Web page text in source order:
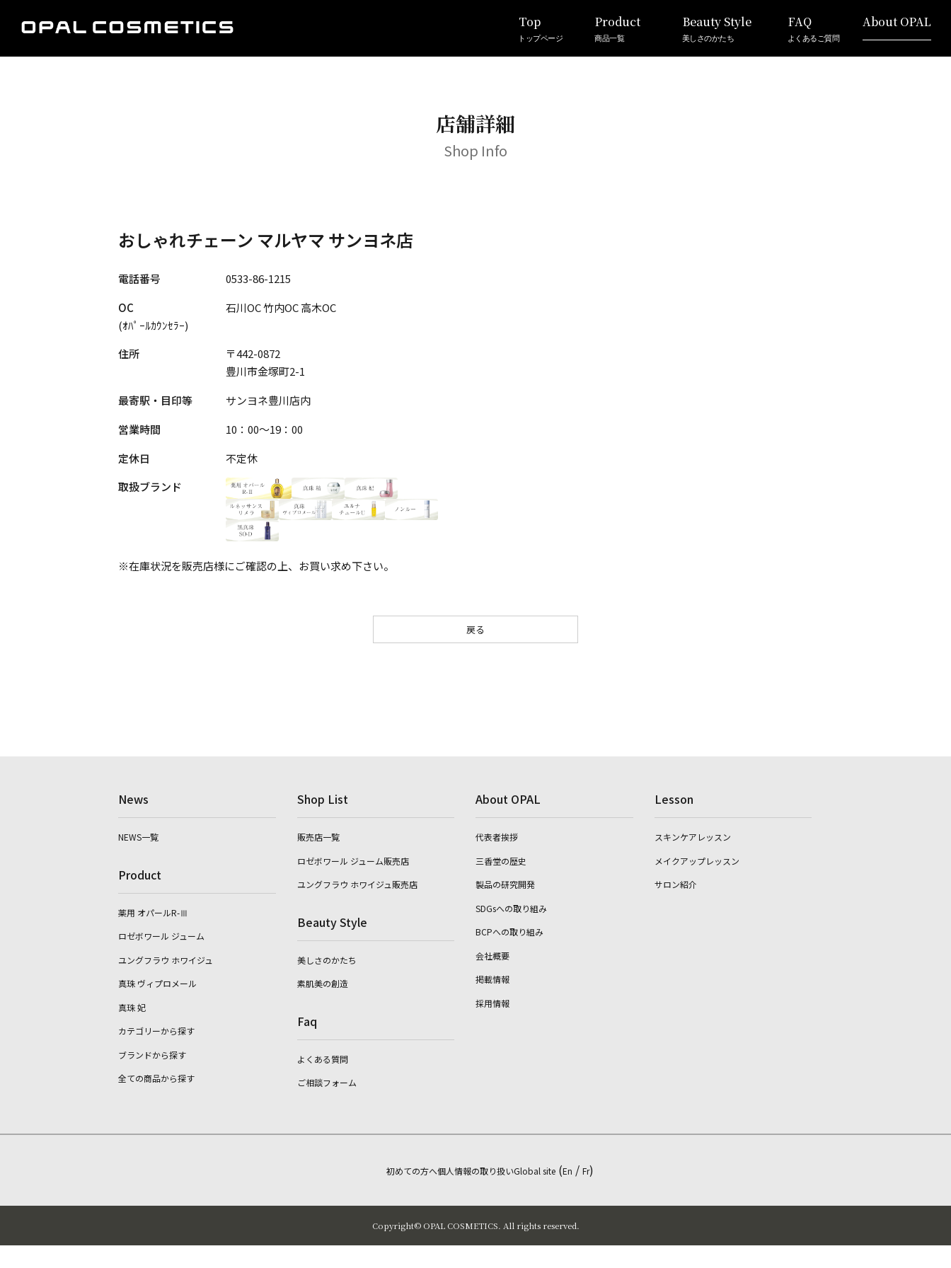
Top
トップページ
Product
商品一覧
Beauty Style
美しさのかたち
FAQ
よくあるご質問
About OPAL
店舗詳細
Shop Info
おしゃれチェーン マルヤマ サンヨネ店
電話番号
0533-86-1215
OC
(ｵﾊﾟｰﾙｶｳﾝｾﾗｰ)
石川OC 竹内OC 高木OC
住所
〒442-0872
豊川市金塚町2-1
最寄駅・目印等
サンヨネ豊川店内
営業時間
10：00～19：00
定休日
不定休
取扱ブランド
※在庫状況を販売店様にご確認の上、お買い求め下さい。
戻る
News
NEWS一覧
Product
薬用 オパールR-Ⅲ
ロゼボワール ジューム
ユングフラウ ホワイジュ
真珠 ヴィプロメール
真珠 妃
カテゴリーから探す
ブランドから探す
全ての商品から探す
Shop List
販売店一覧
ロゼボワール ジューム販売店
ユングフラウ ホワイジュ販売店
Beauty Style
美しさのかたち
素肌美の創造
Faq
よくある質問
ご相談フォーム
About OPAL
代表者挨拶
三香堂の歴史
製品の研究開発
SDGsへの取り組み
BCPへの取り組み
会社概要
掲載情報
採用情報
Lesson
スキンケアレッスン
メイクアップレッスン
サロン紹介
初めての方へ個人情報の取り扱いGlobal site(En / Fr)
Copyright©︎ OPAL COSMETICS. All rights reserved.